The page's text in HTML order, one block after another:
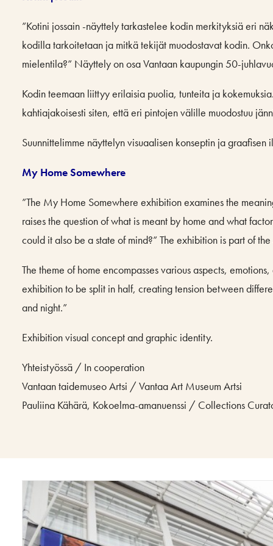
”Kotini jossain -näyttely tarkastelee kodin merkityksiä eri
kodilla tarkoitetaan ja mitkä tekijät muodostavat kodin.
mielentila?” Näyttely on osa Vantaan kaupungin 50-
Kodin teemaan liittyy erilaisia puolia, tunteita ja
kahtiajakoisesti siten, että eri pintojen välille muodostuu
Suunnittelimme näyttelyn visuaalisen konseptin ja graafisen
My Home Somewhere
”The My Home Somewhere exhibition examines the
raises the question of what is meant by home and what
could it also be a state of mind?” The exhibition is part of
The theme of home encompasses various aspects,
exhibition to be split in half, creating tension between
and night.”
Exhibition visual concept and graphic identity.
Yhteistyössä / In cooperation
Vantaan taidemuseo Artsi / Vantaa Art Museum Artsi
Pauliina Kähärä, Kokoelma-amanuenssi / Collections